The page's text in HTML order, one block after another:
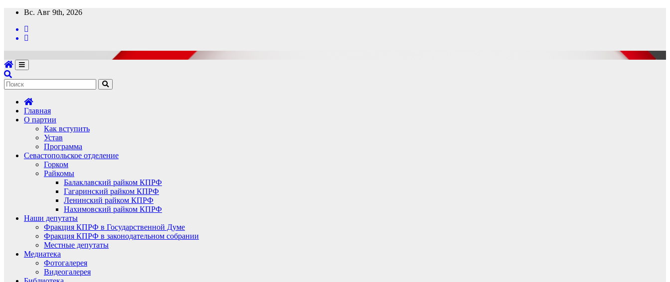
Перейти
содержимому
Вс. Авг 9th, 2026
Главная
О партии
Как вступить
Устав
Программа
Севастопольское отделение
Горком
Райкомы
Балаклавский райком КПРФ
Гагаринский райком КПРФ
Ленинский райком КПРФ
Нахимовский райком КПРФ
Наши депутаты
Фракция КПРФ в Государственной Думе
Фракция КПРФ в законодательном собрании
Местные депутаты
Медиатека
Фотогалерея
Видеогалерея